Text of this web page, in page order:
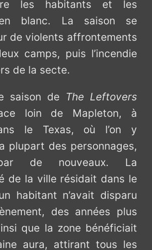
les habitants et les
blanc. La saison se
de violents affrontements
camps, puis l’incendie
de la secte.
saison de The Leftovers
loin de Mapleton, à
le Texas, où l’on y
plupart des personnages,
de nouveaux. La
de la ville résidait dans le
habitant n’avait disparu
des années plus
que la zone bénéficiait
aura, attirant tous les